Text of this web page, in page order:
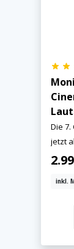
Die
jetzt
inkl.